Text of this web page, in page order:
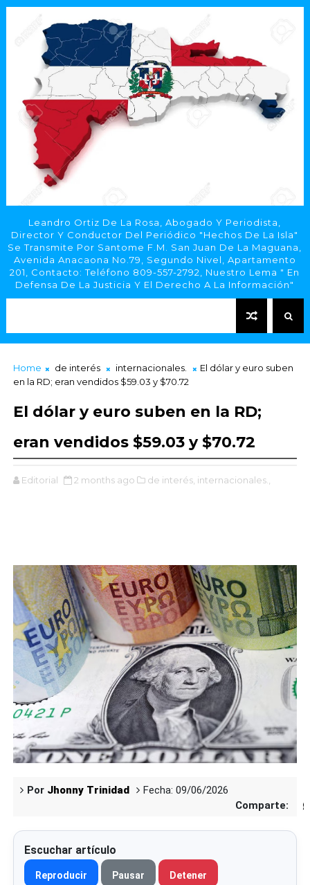
Leandro Ortiz De La Rosa, Abogado Y Periodista,
Director Y Conductor Del Periódico "Hechos De La Isla"
Se Transmite Por Santome F.M. San Juan De La Maguana,
Avenida Anacaona No.79, Segundo Nivel, Apartamento
201, Contacto: Teléfono 809-557-2792, Nuestro Lema " En
Defensa De La Justicia Y El Derecho A La Información"
Home de interés internacionales.
El dólar y euro suben
en la RD; eran vendidos $59.03 y $70.72
El dólar y euro suben en la RD;
eran vendidos $59.03 y $70.72
Editorial 2 months ago de interés, internacionales.,
Por Jhonny Trinidad
Fecha: 09/06/2026
Comparte:
Escuchar artículo
Reproducir Pausar Detener